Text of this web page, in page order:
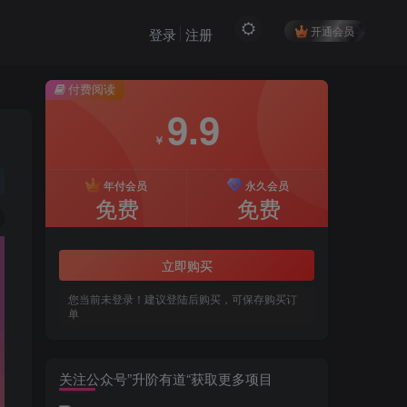
开通会员
登录 注册
付费阅读
￥ 9.9
年付会员
免费
永久会员
免费
立即购买
您当前未登录！建议登陆后购买，可保存购买订
单
关注公众号”升阶有道“获取更多项目